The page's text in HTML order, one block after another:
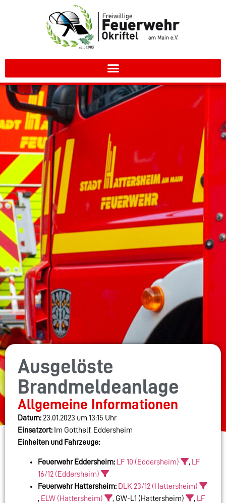
Ausgelöste
Brandmeldeanlage
Allgemeine Informationen
Datum: 23.01.2023 um 13:15 Uhr
Einsatzort: Im Gotthelf, Eddersheim
Einheiten und Fahrzeuge:
Feuerwehr Eddersheim: LF 10 (Eddersheim) , LF
16/12 (Eddersheim)
Feuerwehr Hattersheim: DLK 23/12 (Hattersheim)
, ELW (Hattersheim) , GW-L1 (Hattersheim) , LF